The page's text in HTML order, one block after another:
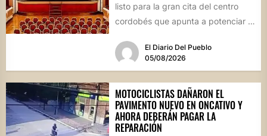
listo para la gran cita del centro
cordobés que apunta a potenciar el
El Diario Del Pueblo
05/08/2026
MOTOCICLISTAS DAÑARON EL
PAVIMENTO NUEVO EN ONCATIVO Y
AHORA DEBERÁN PAGAR LA
REPARACIÓN